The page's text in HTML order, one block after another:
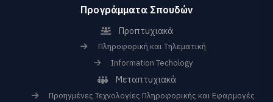
Προγράμματα Σπουδών
Προπτυχιακά
Πληροφορική και Τηλεματική
Information Techology
Μεταπτυχιακά
Προηγμένες Τεχνολογίες Πληροφορικής και Εφαρμογές